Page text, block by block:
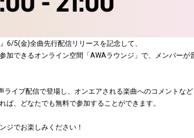
』6/5(金)全曲先行配信リリースを記念して、
加できるオンライン空間「AWAラウンジ」で、メンバーが
イブ配信で登場し、オンエアされる楽曲へのコメントなど
ば、どなたでも無料で参加することができます。
ジでお楽しみください！